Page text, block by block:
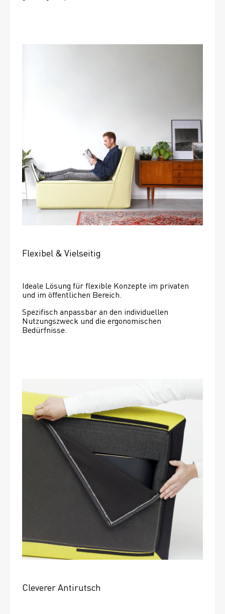
Flexibel & Vielseitig
Ideale Lösung für flexible Konzepte im privaten
und im öffentlichen Bereich.
Spezifisch anpassbar an den individuellen
Nutzungszweck und die ergonomischen
Bedürfnisse.
Cleverer Antirutsch